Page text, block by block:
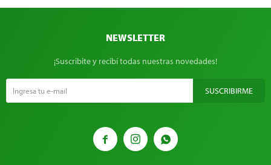
  
NEWSLETTER
¡Suscribite y recibí todas nuestras novedades!
SUSCRIBIRME